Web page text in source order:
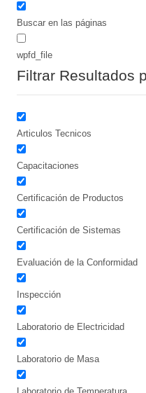
Buscar en las páginas
wpfd_file
Filtrar Resultados
Articulos Tecnicos
Capacitaciones
Certificación de Productos
Certificación de Sistemas
Evaluación de la Conformidad
Inspección
Laboratorio de Electricidad
Laboratorio de Masa